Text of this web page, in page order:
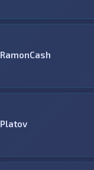
RamonCash
Platov